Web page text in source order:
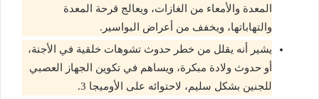
المعدة والأمعاء من الغازات، ويعالج قرحة المعدة
والتهاباتها، ويخفف من أعراض البواسير.
يشير أنه يقلل من خطر حدوث تشوهات خلقية في الأجنة،
أو حدوث ولادة مبكرة، ويساهم في تكوين الجهاز العصبي
للجنين بشكل سليم، لاحتوائه على الأوميجا 3.